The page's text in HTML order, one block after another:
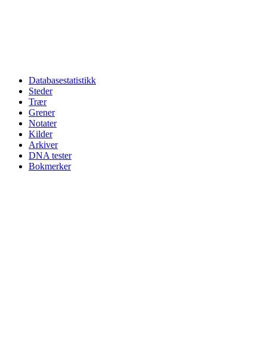
Databasestatistikk
Steder
Trær
Grener
Notater
Kilder
Arkiver
DNA tester
Bokmerker